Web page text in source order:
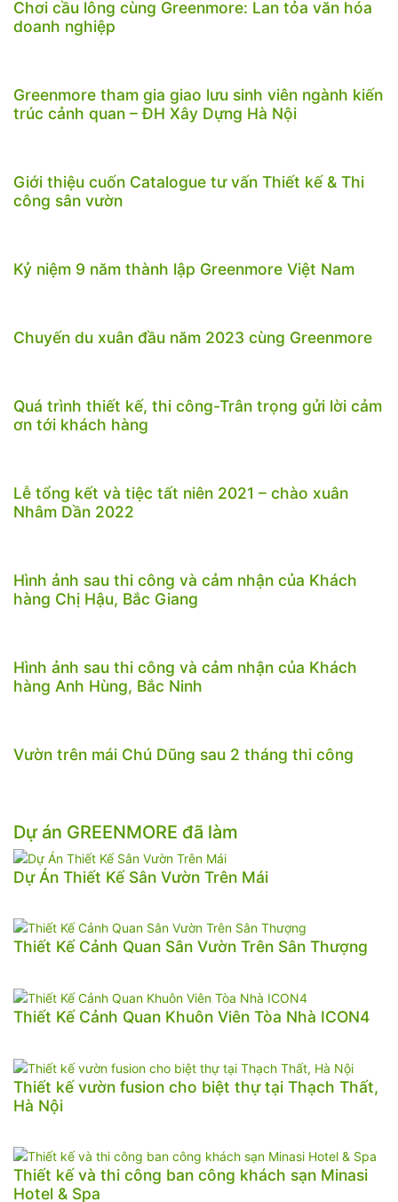
Chơi cầu lông cùng Greenmore: Lan tỏa văn hóa
doanh nghiệp
Greenmore tham gia giao lưu sinh viên ngành kiến
trúc cảnh quan – ĐH Xây Dựng Hà Nội
Giới thiệu cuốn Catalogue tư vấn Thiết kế & Thi
công sân vườn
Kỷ niệm 9 năm thành lập Greenmore Việt Nam
Chuyến du xuân đầu năm 2023 cùng Greenmore
Quá trình thiết kế, thi công-Trân trọng gửi lời cảm
ơn tới khách hàng
Lễ tổng kết và tiệc tất niên 2021 – chào xuân
Nhâm Dần 2022
Hình ảnh sau thi công và cảm nhận của Khách
hàng Chị Hậu, Bắc Giang
Hình ảnh sau thi công và cảm nhận của Khách
hàng Anh Hùng, Bắc Ninh
Vườn trên mái Chú Dũng sau 2 tháng thi công
Dự án GREENMORE đã làm
Dự Án Thiết Kế Sân Vườn Trên Mái
Thiết Kế Cảnh Quan Sân Vườn Trên Sân Thượng
Thiết Kế Cảnh Quan Khuôn Viên Tòa Nhà ICON4
Thiết kế vườn fusion cho biệt thự tại Thạch Thất,
Hà Nội
Thiết kế và thi công ban công khách sạn Minasi
Hotel & Spa